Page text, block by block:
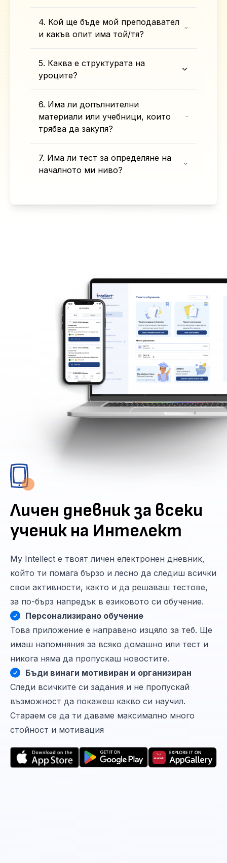
4. Кой ще бъде мой преподавател
и какъв опит има той/тя?
5. Каква е структурата на
уроците?
6. Има ли допълнителни
материали или учебници, които
трябва да закупя?
7. Има ли тест за определяне на
началното ми ниво?
Личен дневник за всеки
ученик на Интелект
My Intellect е твоят личен електронен дневник,
който ти помага бързо и лесно да следиш всички
свои активности, както и да решаваш тестове,
за по-бърз напредък в езиковото си обучение.
Персонализирано обучение
Това приложение е направено изцяло за теб. Ще
имаш напомняния за всяко домашно или тест и
никога няма да пропускаш новостите.
Бъди винаги мотивиран и организиран
Следи всичките си задания и не пропускай
възможност да покажеш какво си научил.
Стараем се да ти даваме максимално много
стойност и мотивация